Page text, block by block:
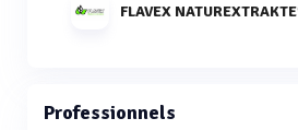
FLAVEX
Professionnels